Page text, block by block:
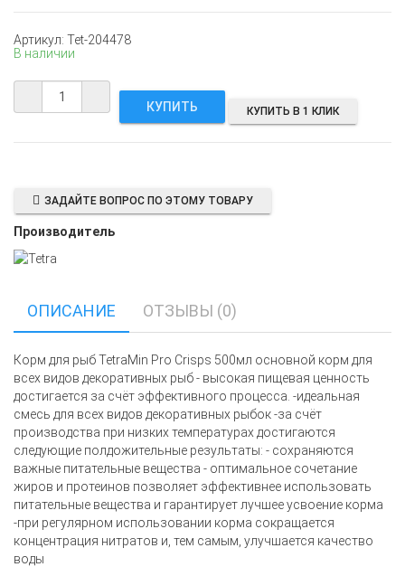
Артикул: Tet-204478
В наличии
КУПИТЬ В 1 КЛИК
ЗАДАЙТЕ ВОПРОС ПО ЭТОМУ ТОВАРУ
Производитель
ОПИСАНИЕ ОТЗЫВЫ (0)
Корм для рыб TetraMin Pro Crisps 500мл основной корм для
всех видов декоративных рыб - высокая пищевая ценность
достигается за счёт эффективного процесса. -идеальная
смесь для всех видов декоративных рыбок -за счёт
производства при низких температурах достигаются
следующие полдожительные результаты: - сохраняются
важные питательные вещества - оптимальное сочетание
жиров и протеинов позволяет эффективнее использовать
питательные вещества и гарантирует лучшее усвоение корма
-при регулярном использовании корма сокращается
концентрация нитратов и, тем самым, улучшается качество
воды